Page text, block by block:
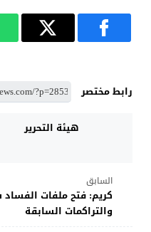
رابط مختصر
هيئة التحرير
السابق
كريم: فتح ملفات
والتراكمات السابقة